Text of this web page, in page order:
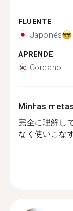
FLUENTE
Japonês
APRENDE
Coreano
Minhas
完全に理解し
なく使いこな